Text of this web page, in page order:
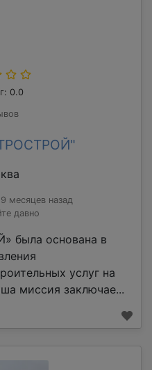
0.0
месяцев назад
давно
была основана в
услуг на
миссия заключае...